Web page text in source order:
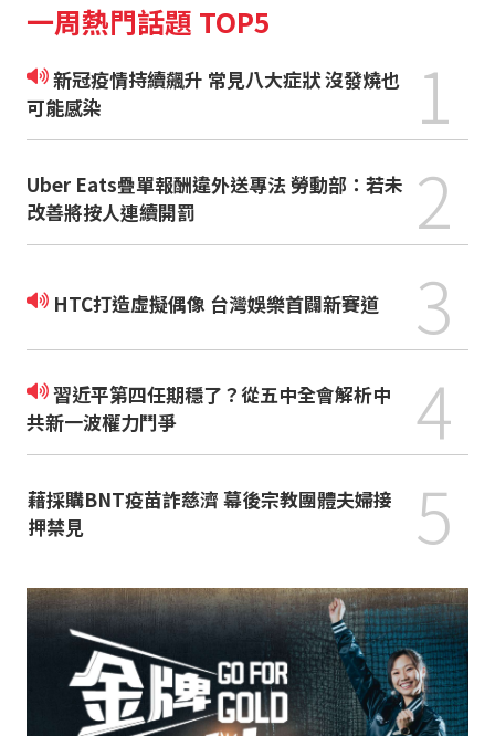
一周熱門話題 TOP5
新冠疫情持續飆升 常見八大症狀 沒發燒也
可能感染
1
Uber Eats疊單報酬違外送專法 勞動部：若未
改善將按人連續開罰
2
HTC打造虛擬偶像 台灣娛樂首闢新賽道 3
習近平第四任期穩了？從五中全會解析中
共新一波權力鬥爭
4
藉採購BNT疫苗詐慈濟 幕後宗教團體夫婦接
押禁見
5